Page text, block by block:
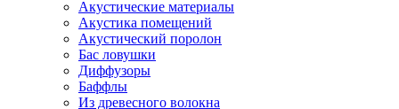
Акустические материалы
Акустика помещений
Акустический поролон
Бас ловушки
Диффузоры
Баффлы
Из древесного волокна